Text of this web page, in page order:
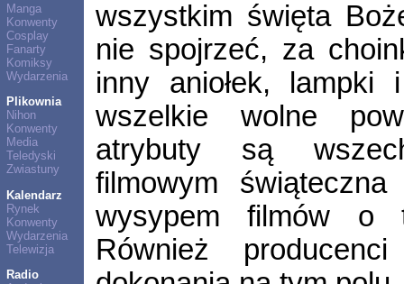
Manga
Konwenty
Cosplay
Fanarty
Komiksy
Wydarzenia
Plikownia
Nihon
Konwenty
Media
Teledyski
Zwiastuny
Kalendarz
Rynek
Konwenty
Wydarzenia
Telewizja
Radio
wszystkim święta
nie spojrzeć, za
inny aniołek, lampki
wszelkie wolne
atrybuty są
filmowym
wysypem filmów o
Również